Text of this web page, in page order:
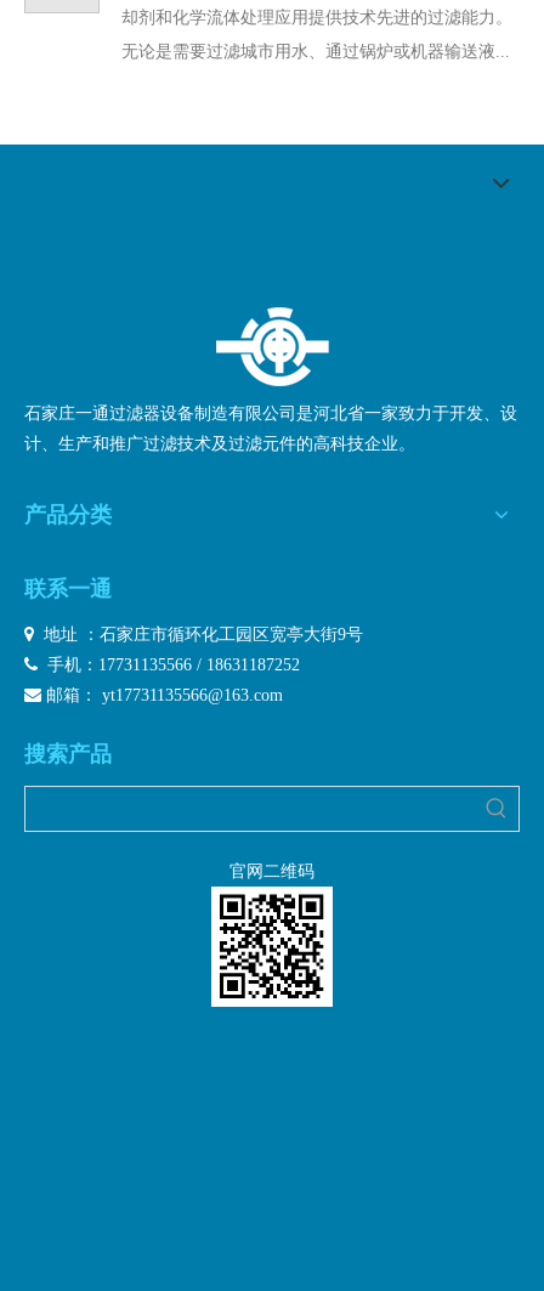
却剂和化学流体处理应用提供技术先进的过滤能力。
无论是需要过滤城市用水、通过锅炉或机器输送液...
石家庄一通过滤器设备制造有限公司是河北省一家致力于开发、设
计、生产和推广过滤技术及过滤元件的高科技企业。
产品分类
联系一通
 地址 ：石家庄市循环化工园区宽亭大街9号
 手机：17731135566 / 18631187252
 邮箱： yt17731135566@163.com
搜索产品
官网二维码